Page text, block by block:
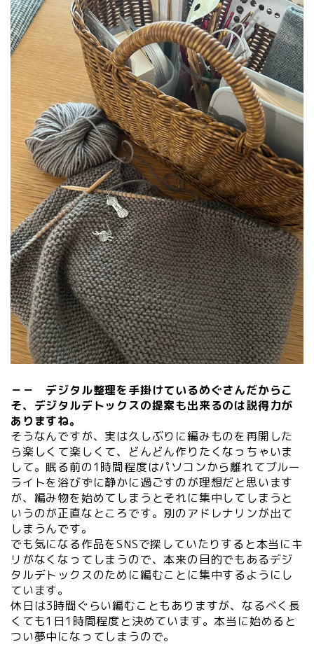
－－ デジタル整理を手掛けているめぐさんだからこ
そ、デジタルデトックスの提案も出来るのは説得力が
ありますね。
そうなんですが、実は久しぶりに編みものを再開した
ら楽しくて楽しくて、どんどん作りたくなっちゃいま
して。眠る前の1時間程度はパソコンから離れてブルー
ライトを浴びずに静かに過ごすのが理想だと思います
が、編み物を始めてしまうとそれに集中してしまうと
いうのが正直なところです。別のアドレナリンが出て
しまうんです。
でも気になる作品をSNSで探していたりすると本当にキ
リがなくなってしまうので、本来の目的でもあるデジ
タルデトックスのために編むことに集中するようにし
ています。
休日は3時間ぐらい編むこともありますが、なるべく長
くても1日1時間程度と決めています。本当に始めると
つい夢中になってしまうので。